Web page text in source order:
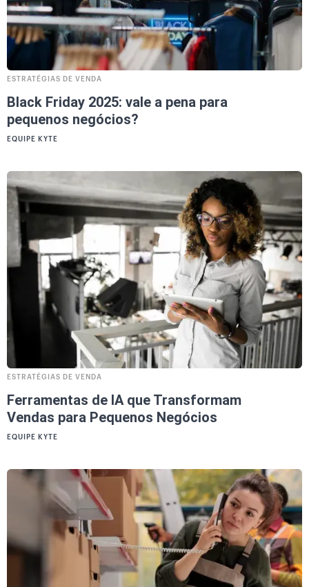
ESTRATÉGIAS DE VENDA
Black Friday 2025: vale a pena para
pequenos negócios?
EQUIPE KYTE
ESTRATÉGIAS DE VENDA
Ferramentas de IA que Transformam
Vendas para Pequenos Negócios
EQUIPE KYTE